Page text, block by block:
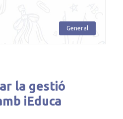
General
la gestió
iEduca